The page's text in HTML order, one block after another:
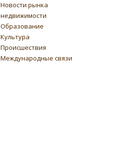
Новости рынка
недвижимости
Образование
Культура
Происшествия
Международные связи